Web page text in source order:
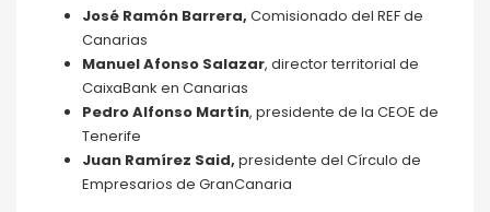
José Ramón Barrera, Comisionado del REF de
Canarias
Manuel Afonso Salazar, director territorial de
CaixaBank en Canarias
Pedro Alfonso Martín, presidente de la CEOE de
Tenerife
Juan Ramírez Said, presidente del Círculo de
Empresarios de GranCanaria